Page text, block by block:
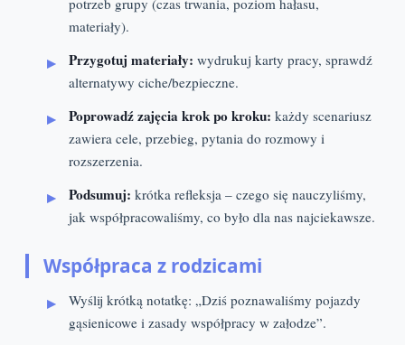
materiały).
Przygotuj materiały: wydrukuj karty pracy, sprawdź
alternatywy ciche/bezpieczne.
Poprowadź zajęcia krok po kroku: każdy scenariusz
zawiera cele, przebieg, pytania do rozmowy i
rozszerzenia.
Podsumuj: krótka refleksja – czego się nauczyliśmy,
jak współpracowaliśmy, co było dla nas najciekawsze.
Współpraca z rodzicami
Wyślij krótką notatkę: „Dziś poznawaliśmy pojazdy
gąsienicowe i zasady współpracy w załodze”.